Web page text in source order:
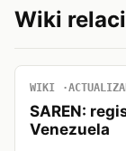
Wiki
WIKI
SAREN:
Venezuela